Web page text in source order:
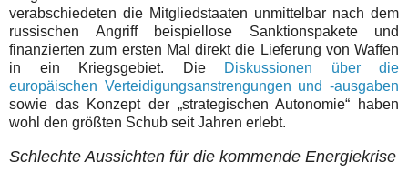
verabschiedeten die Mitgliedstaaten unmittelbar nach dem
russischen Angriff beispiellose Sanktionspakete und
finanzierten zum ersten Mal direkt die Lieferung von Waffen
in ein Kriegsgebiet. Die
Diskussionen über die
europäischen Verteidigungsanstrengungen und -ausgaben
sowie das Konzept der „strategischen Autonomie“ haben
wohl den größten Schub seit Jahren erlebt.
Schlechte Aussichten für die kommende Energiekrise